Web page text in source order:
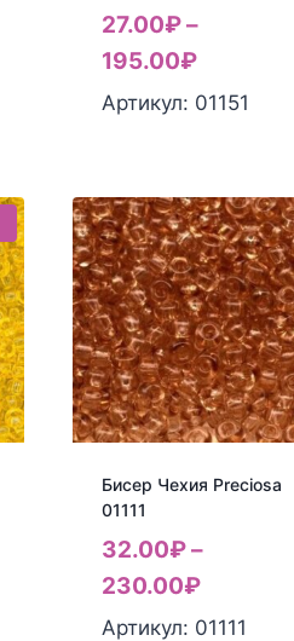
27.00₽–
195.00₽
Артикул: 01151
Бисер Чехия Preciosa
01111
32.00₽–
230.00₽
Артикул: 01111